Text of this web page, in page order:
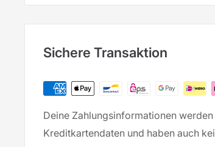
Sichere Transaktion
Deine Zahlungsinformationen
Kreditkartendaten und haben auch